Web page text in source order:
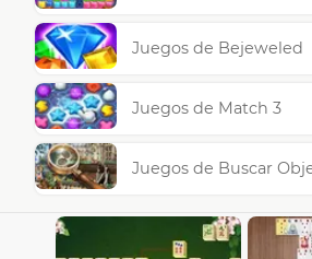
Juegos de Bejeweled
Juegos de Match 3
Juegos de Buscar